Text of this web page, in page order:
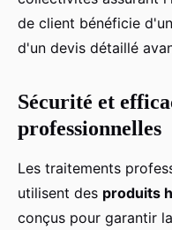
de client bénéficie
d'un devis détaillé
Sécurité et
professionnelles
Les traitements
utilisent des produits
conçus pour garantir